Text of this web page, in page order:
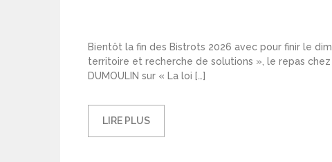
Bientôt la fin des Bistrots 2026 avec pour finir le
territoire et recherche de solutions », le repas
DUMOULIN sur « La loi […]
LIRE PLUS